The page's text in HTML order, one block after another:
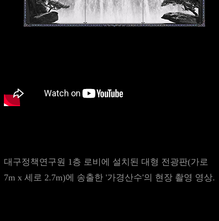
대구정책연구원 1층 로비에 설치된 대형 전광판(가로
7m x 세로 2.7m)에 송출한 '가경산수'의 현장 촬영 영상.